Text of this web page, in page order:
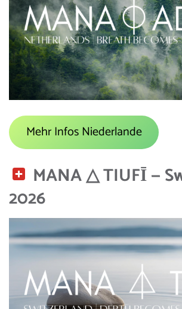
Mehr Infos Niederlande
MANA △ TIUFĪ —
2026